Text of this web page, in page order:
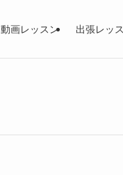
動画レッスン 出張レッ